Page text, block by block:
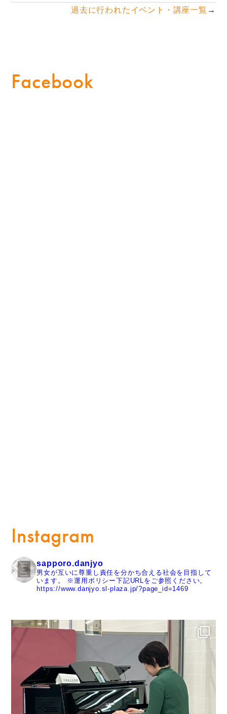
過去に行われたイベント・講座一覧
Facebook
Instagram
sapporo.danjyo
男女が互いに尊重し責任を分かち合える社会を目指して
います。
※運用ポリシー下記URLをご参照ください。
https://www.danjyo.sl-plaza.jp/?page_id=1469